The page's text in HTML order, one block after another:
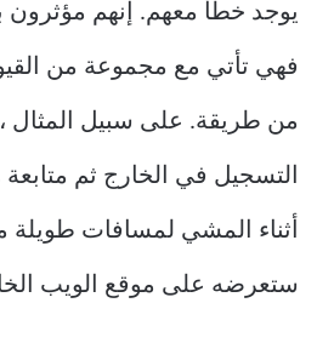
يوجد خطأ معهم. إنهم مؤثرون
فهي تأتي مع مجموعة من
من طريقة. على سبيل المثال
التسجيل في الخارج ثم
أثناء المشي لمسافات
ستعرضه على موقع الويب